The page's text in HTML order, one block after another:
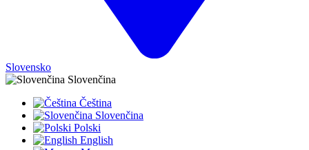
Slovensko
Slovenčina
Čeština
Slovenčina
Polski
English